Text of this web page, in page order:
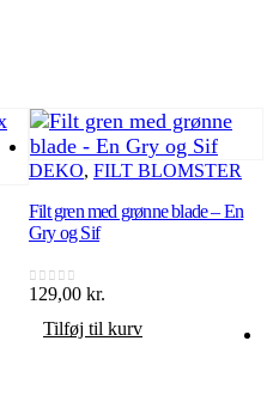
DEKO, FILT BLOMSTER
Filt gren med grønne blade – En
Gry og Sif
ud af 5
129,00 kr.
Tilføj til kurv